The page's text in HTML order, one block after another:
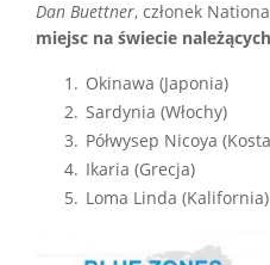
Dan Buettner, członek
miejsc na świecie
Okinawa (Japonia)
Sardynia (Włochy)
Półwysep Nicoya
Ikaria (Grecja)
Loma Linda (Kalifornia)